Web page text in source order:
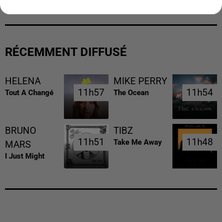
RÉCEMMENT DIFFUSÉ
HELENA
Tout A Changé 11h57
11h57
MIKE PERRY
The Ocean 11h54
11h54
BRUNO
MARS
I Just Might
11h51
11h51
TIBZ
Take Me Away 11h48
11h48